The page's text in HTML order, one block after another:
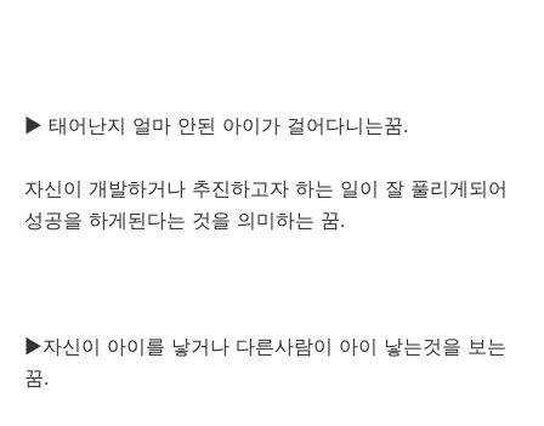
▶ 태어난지 얼마 안된 아이가 걸어다니는꿈.
자신이 개발하거나 추진하고자 하는 일이 잘 풀리게되어
성공을 하게된다는 것을 의미하는 꿈.
▶자신이 아이를 낳거나 다른사람이 아이 낳는것을 보는
꿈.